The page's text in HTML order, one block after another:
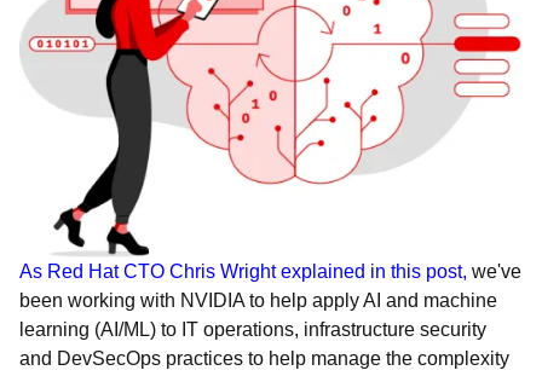
As Red Hat CTO Chris Wright explained in this post, we've
been working with NVIDIA to help apply AI and machine
learning (AI/ML) to IT operations, infrastructure security
and DevSecOps practices to help manage the complexity